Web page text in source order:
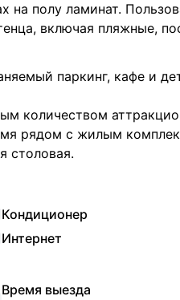
на полу ламинат.
включая пляжные,
паркинг, кафе и
количеством
рядом с жилым
столовая.
Кондиционер
Интернет
Время выезда